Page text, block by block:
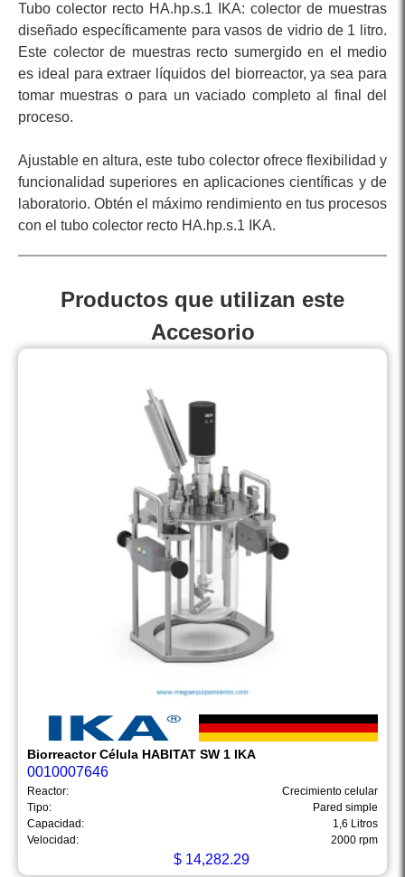
Tubo colector recto HA.hp.s.1 IKA: colector de muestras
diseñado específicamente para vasos de vidrio de 1 litro.
Este colector de muestras recto sumergido en el medio
es ideal para extraer líquidos del biorreactor, ya sea para
tomar muestras o para un vaciado completo al final del
proceso.
Ajustable en altura, este tubo colector ofrece flexibilidad y
funcionalidad superiores en aplicaciones científicas y de
laboratorio. Obtén el máximo rendimiento en tus procesos
con el tubo colector recto HA.hp.s.1 IKA.
Productos que utilizan este
Accesorio
Biorreactor Célula HABITAT SW 1 IKA
0010007646
Reactor:
Crecimiento celular
Tipo:
Pared simple
Capacidad:
1,6 Litros
Velocidad:
2000 rpm
$ 14,282.29